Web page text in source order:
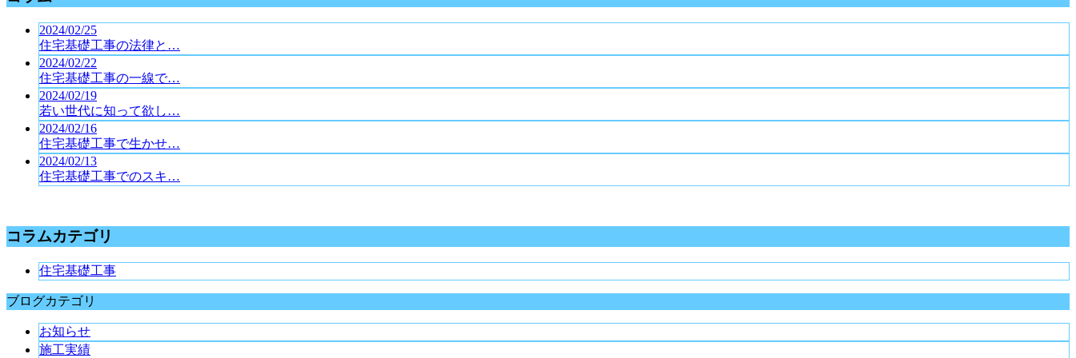
2024/02/25
住宅基礎工事の法律と…
2024/02/22
住宅基礎工事の一線で…
2024/02/19
若い世代に知って欲し…
2024/02/16
住宅基礎工事で生かせ…
2024/02/13
住宅基礎工事でのスキ…
コラムカテゴリ
住宅基礎工事
ブログカテゴリ
お知らせ
施工実績